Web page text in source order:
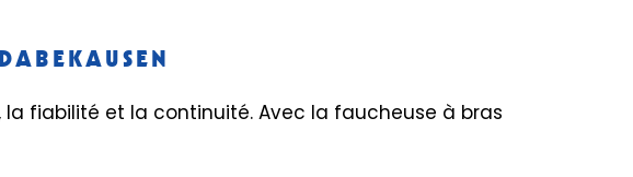
fiabilité et la continuité. Avec la faucheuse à bras